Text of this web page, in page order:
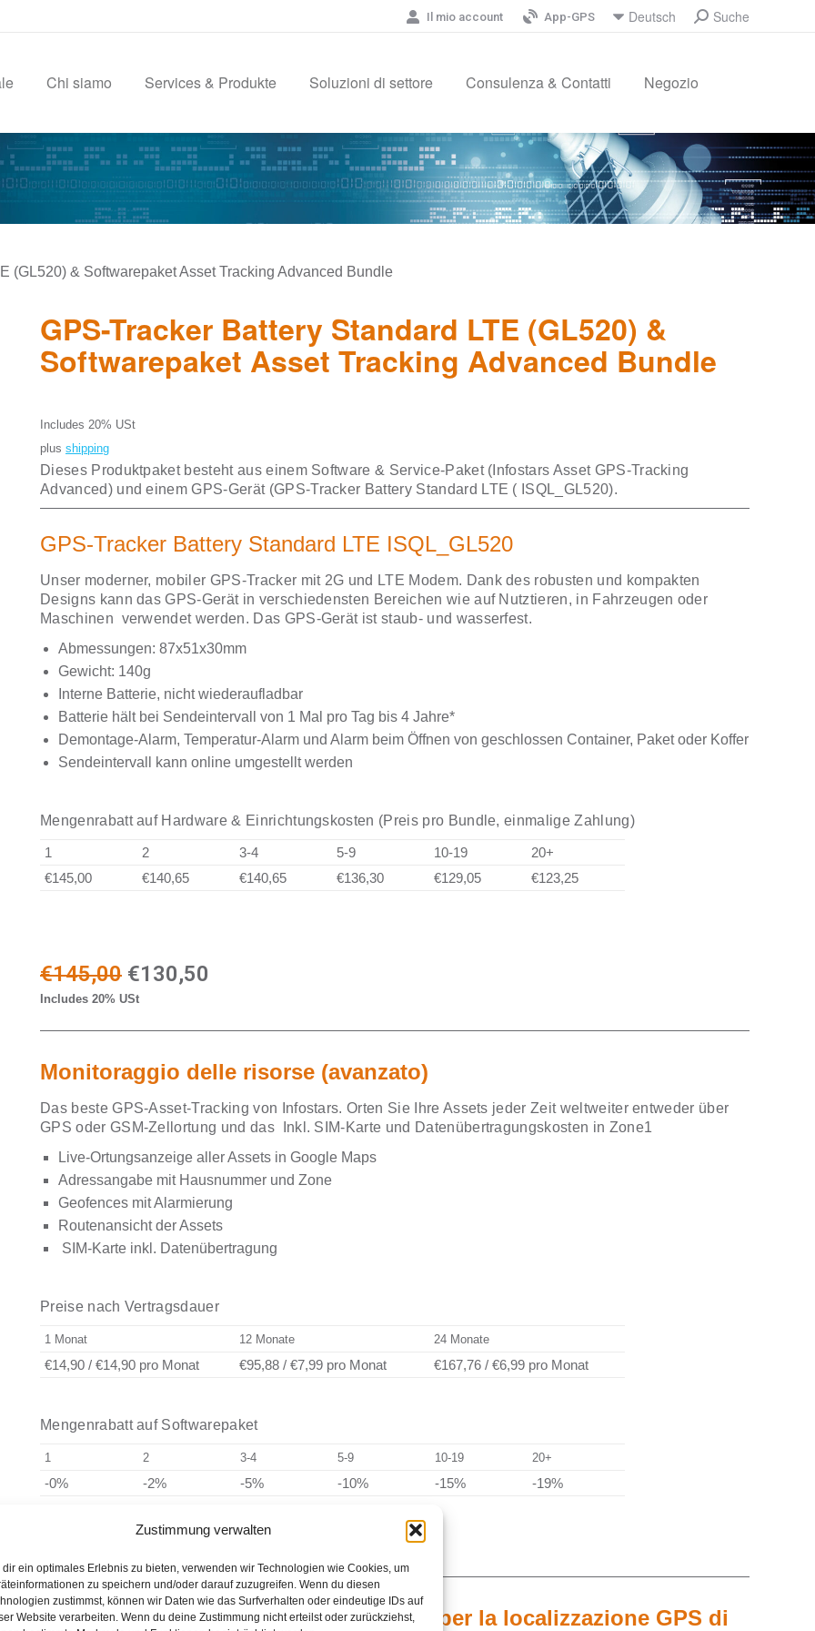
Zustimmung verwalten
dir ein optimales Erlebnis zu bieten, verwenden wir Technologien wie Cookies, um
zu speichern und/oder darauf zuzugreifen. Wenn du diesen
zustimmst, können wir Daten wie das Surfverhalten oder eindeutige IDs auf
Website verarbeiten. Wenn du deine Zustimmung nicht erteilst oder zurückziehst,
Il mio account App-GPS Deutsch Cerca:Suche
Chi siamo Services & Produkte Soluzioni di settore Consulenza & Contatti Negozio
(GL520) & Softwarepaket Asset Tracking Advanced Bundle
GPS-Tracker Battery Standard LTE (GL520) &
Softwarepaket Asset Tracking Advanced Bundle
Includes 20% USt
plus shipping
Dieses Produktpaket besteht aus einem Software & Service-Paket (Infostars Asset GPS-Tracking
Advanced) und einem GPS-Gerät (GPS-Tracker Battery Standard LTE ( ISQL_GL520).
GPS-Tracker Battery Standard LTE ISQL_GL520
Unser moderner, mobiler GPS-Tracker mit 2G und LTE Modem. Dank des robusten und kompakten
Designs kann das GPS-Gerät in verschiedensten Bereichen wie auf Nutztieren, in Fahrzeugen oder
Maschinen verwendet werden. Das GPS-Gerät ist staub- und wasserfest.
Abmessungen: 87x51x30mm
Gewicht: 140g
Interne Batterie, nicht wiederaufladbar
Batterie hält bei Sendeintervall von 1 Mal pro Tag bis 4 Jahre*
Demontage-Alarm, Temperatur-Alarm und Alarm beim Öffnen von geschlossen Container, Paket oder Koffer
Sendeintervall kann online umgestellt werden
Mengenrabatt auf Hardware & Einrichtungskosten (Preis pro Bundle, einmalige Zahlung)
1 2 3-4 5-9 10-19
20+
€145,00
€140,65 €140,65 €136,30 €129,05 €123,25
€145,00 Il
prezzo
era:
€145,00.
€130,50
è:
€130,50.
Includes 20% USt
Monitoraggio delle risorse (avanzato)
Das beste GPS-Asset-Tracking von Infostars. Orten Sie Ihre Assets jeder Zeit weltweiter entweder über
GPS oder GSM-Zellortung und das Inkl. SIM-Karte und Datenübertragungskosten in Zone1
Live-Ortungsanzeige aller Assets in Google Maps
Adressangabe mit Hausnummer und Zone
Geofences mit Alarmierung
Routenansicht der Assets
SIM-Karte inkl. Datenübertragung
Preise nach Vertragsdauer
1 Monat 12 Monate 24 Monate
€14,90 / €14,90 pro Monat €95,88 / €7,99 pro Monat €167,76 / €6,99 pro Monat
Mengenrabatt auf Softwarepaket
1 2 3-4 5-9 10-19 20+
-0% -2% -5% -10% -15% -19%
Spese di installazione per la localizzazione GPS di